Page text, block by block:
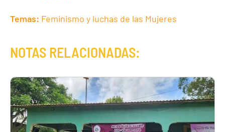
Temas: Feminismo y luchas de las Mujeres
NOTAS RELACIONADAS: